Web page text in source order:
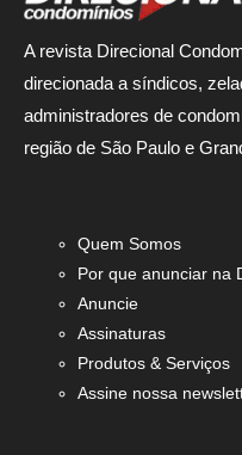
A revista Direcional
direcionada a síndicos,
administradores de
região de São Paulo e
Quem Somos
Por que anunciar na
Anuncie
Assinaturas
Produtos & Serviços
Assine nossa